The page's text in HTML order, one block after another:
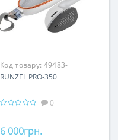
Код товару: 49483-
RUNZEL PRO-350
0
6 000грн.